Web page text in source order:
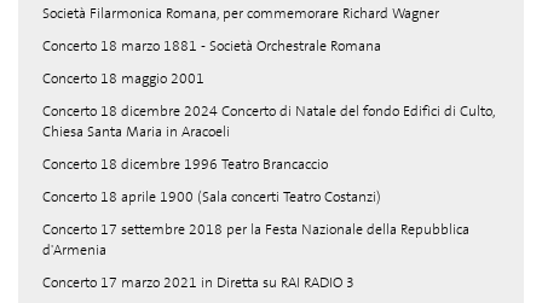
Società Filarmonica Romana, per commemorare Richard Wagner
Concerto 18 marzo 1881 - Società Orchestrale Romana
Concerto 18 maggio 2001
Concerto 18 dicembre 2024 Concerto di Natale del fondo Edifici di Culto,
Chiesa Santa Maria in Aracoeli
Concerto 18 dicembre 1996 Teatro Brancaccio
Concerto 18 aprile 1900 (Sala concerti Teatro Costanzi)
Concerto 17 settembre 2018 per la Festa Nazionale della Repubblica
d'Armenia
Concerto 17 marzo 2021 in Diretta su RAI RADIO 3